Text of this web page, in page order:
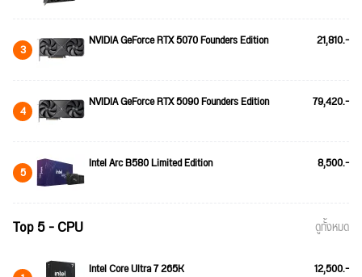
3 NVIDIA GeForce RTX 5070 Founders Edition 21,810.-
4 NVIDIA GeForce RTX 5090 Founders Edition 79,420.-
5 Intel Arc B580 Limited Edition 8,500.-
Top 5 - CPU ดูทั้งหมด
Intel Core Ultra 7 265K 12,500.-